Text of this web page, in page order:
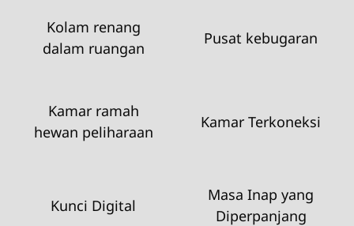
Kolam renang
dalam ruangan
Pusat kebugaran
Kamar ramah
hewan peliharaan
Kamar Terkoneksi
Kunci Digital
Masa Inap yang
Diperpanjang